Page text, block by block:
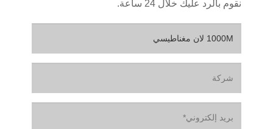
نقوم بالرد عليك خلال 24 ساعة.